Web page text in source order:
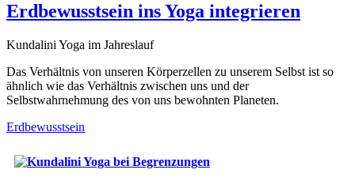
Erdbewusstsein ins Yoga integrieren
Kundalini Yoga im Jahreslauf
Das Verhältnis von unseren Körperzellen zu unserem Selbst ist so
ähnlich wie das Verhältnis zwischen uns und der
Selbstwahrnehmung des von uns bewohnten Planeten.
Erdbewusstsein